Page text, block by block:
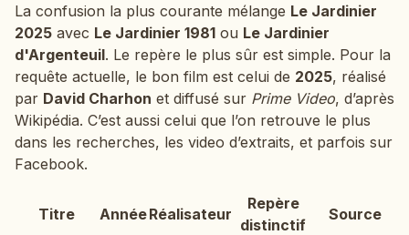
La confusion la plus courante mélange Le Jardinier
2025 avec Le Jardinier 1981 ou Le Jardinier
d'Argenteuil. Le repère le plus sûr est simple. Pour la
requête actuelle, le bon film est celui de 2025, réalisé
par David Charhon et diffusé sur Prime Video, d’après
Wikipédia. C’est aussi celui que l’on retrouve le plus
dans les recherches, les video d’extraits, et parfois sur
Facebook.
Titre AnnéeRéalisateur
Repère
distinctif
Source